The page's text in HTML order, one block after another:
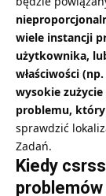
wiele instancji
użytkownika,
właściwości
wysokie zużycie
problemu, który
sprawdzić
Zadań.
Kiedy
problemów